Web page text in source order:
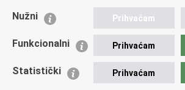
Udruge
Policijska akademija
Zaklada policijske solidarnosti
Nužni Prihvaćam
Funkcionalni Prihvaćam
Statistički Prihvaćam